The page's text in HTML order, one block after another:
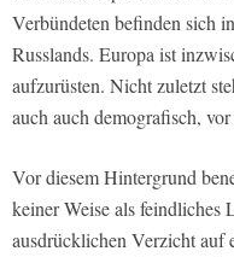
Verbündeten befinden sich
Russlands. Europa ist
aufzurüsten. Nicht zuletzt
auch auch demografisch,
Vor diesem Hintergrund
keiner Weise als feindliches
ausdrücklichen Verzicht